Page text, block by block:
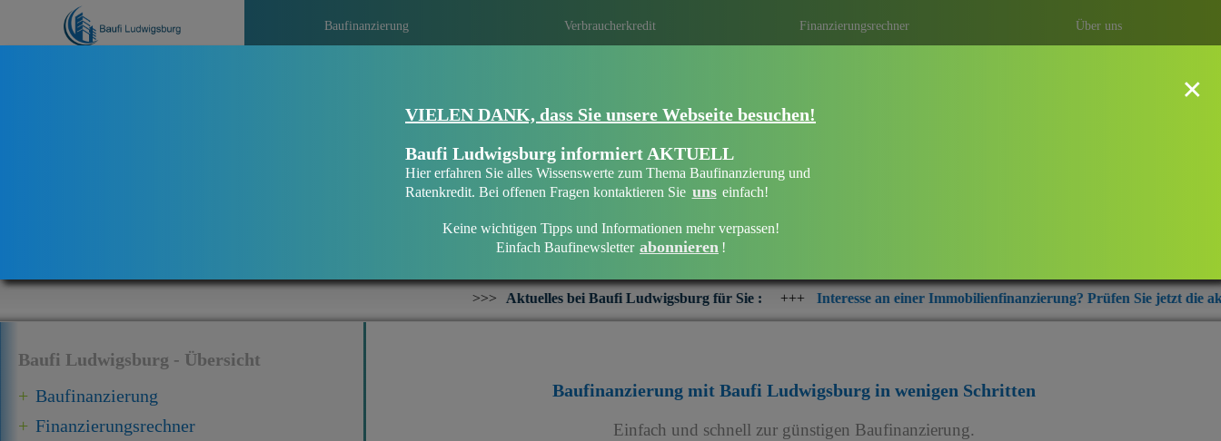
Baufinanzierung Verbraucherkredit Finanzierungsrechner Über uns
Eine Immobilie finanzieren mit Baufi Ludwigsburg
Finanzieren Sie Ihr Haus oder Ihre Wohnung mit Baufi Ludwigsburg – ihrem
bankenunabhängigen Finanzierungsberater aus der Region Ludwigsburg.
Aktuelles bei Baufi Ludwigsburg für Sie : +++ Interesse an einer Immobilienfinanzierung? Prüfen Sie jetzt die aktuellen
Baufi Ludwigsburg - Übersicht
Baufinanzierung
Finanzierungsrechner
×
VIELEN DANK, dass Sie unsere Webseite besuchen!
Baufi Ludwigsburg informiert AKTUELL
Hier erfahren Sie alles Wissenswerte zum Thema Baufinanzierung und
Ratenkredit. Bei offenen Fragen kontaktieren Sie uns einfach!
Keine wichtigen Tipps und Informationen mehr verpassen!
Einfach Baufinewsletter abonnieren !
Baufinanzierung mit Baufi Ludwigsburgin wenigen Schritten
Einfach und schnell zur günstigen Baufinanzierung.